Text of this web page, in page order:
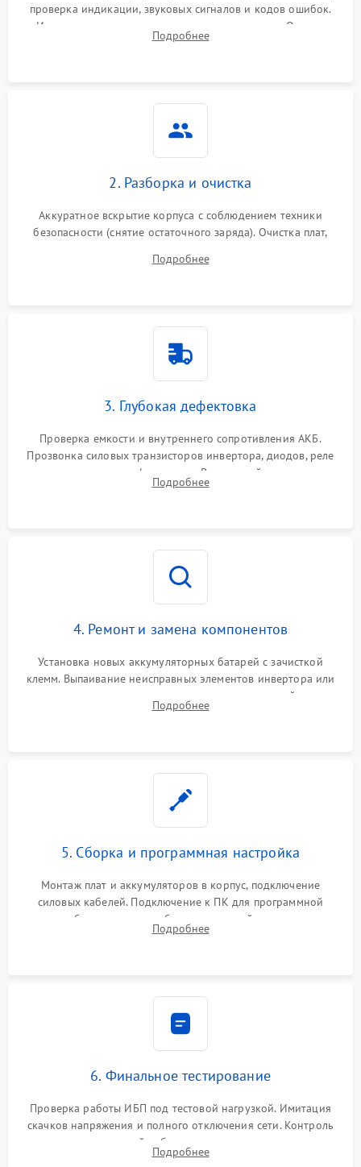
проверка индикации, звуковых сигналов и кодов ошибок.
Измерение входного и выходного напряжения. Оценка
реакции ИБП на отключение основного питания без
Подробнее
2. Разборка и очистка
Аккуратное вскрытие корпуса с соблюдением техники
безопасности (снятие остаточного заряда). Очистка плат,
и кистей для предотвращения перегрева и замыканий.
Подробнее
3. Глубокая дефектовка
Проверка емкости и внутреннего сопротивления АКБ.
Прозвонка силовых транзисторов инвертора, диодов, реле
переключения и трансформатора. Визуальный поиск вздутых
конденсаторов и прогаров на печатной плате.
Подробнее
4. Ремонт и замена компонентов
Установка новых аккумуляторных батарей с зачисткой
клемм. Выпаивание неисправных элементов инвертора или
цепи зарядки и монтаж новых радиодеталей.
Восстановление поврежденных токоведущих дорожек и
Подробнее
5. Сборка и программная настройка
Монтаж плат и аккумуляторов в корпус, подключение
силовых кабелей. Подключение к ПК для программной
калибровки констант батареи, настройки порогов
срабатывания AVR и сброса счетчиков старения АКБ.
Подробнее
6. Финальное тестирование
Проверка работы ИБП под тестовой нагрузкой. Имитация
скачков напряжения и полного отключения сети. Контроль
времени автономной работы, температурного режима и
корректности формы выходного сигнала.
Подробнее